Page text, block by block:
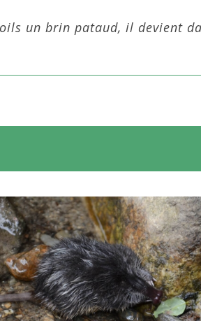
un brin pataud, il devient